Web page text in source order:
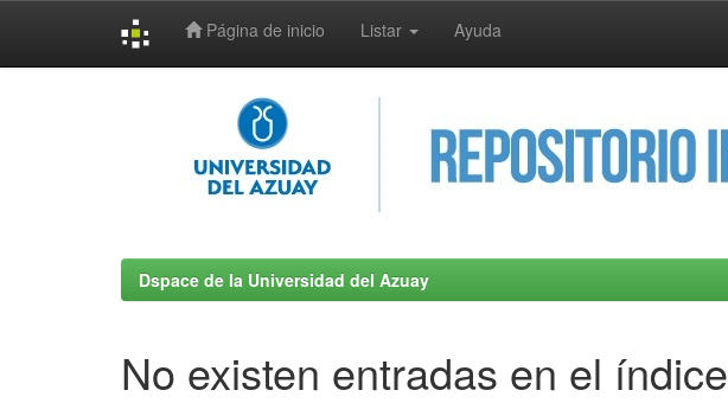
Página de inicio Listar Ayuda
Dspace de la Universidad del Azuay
No existen entradas en el índice